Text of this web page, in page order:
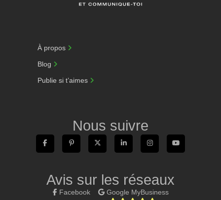
À propos
Blog
Publie si t’aimes
Nous suivre
Avis sur les réseaux
Facebook Google MyBusiness